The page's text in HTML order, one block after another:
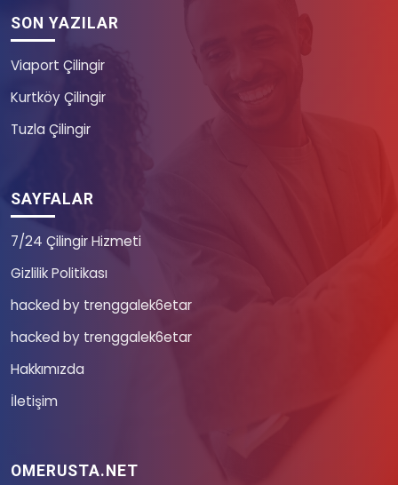
SON YAZILAR
Viaport Çilingir
Kurtköy Çilingir
Tuzla Çilingir
SAYFALAR
7/24 Çilingir Hizmeti
Gizlilik Politikası
hacked by trenggalek6etar
hacked by trenggalek6etar
Hakkımızda
İletişim
OMERUSTA.NET